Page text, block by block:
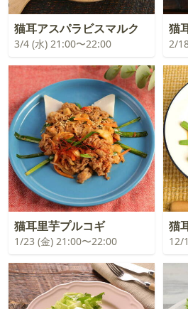
猫耳アスパラビスマルク
3/4 (水) 21:00〜22:00
猫
2/
猫耳里芋プルコギ
1/23 (金) 21:00〜22:00
猫
12/